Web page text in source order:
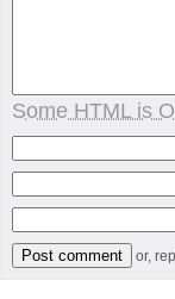
Some HTML is
or,